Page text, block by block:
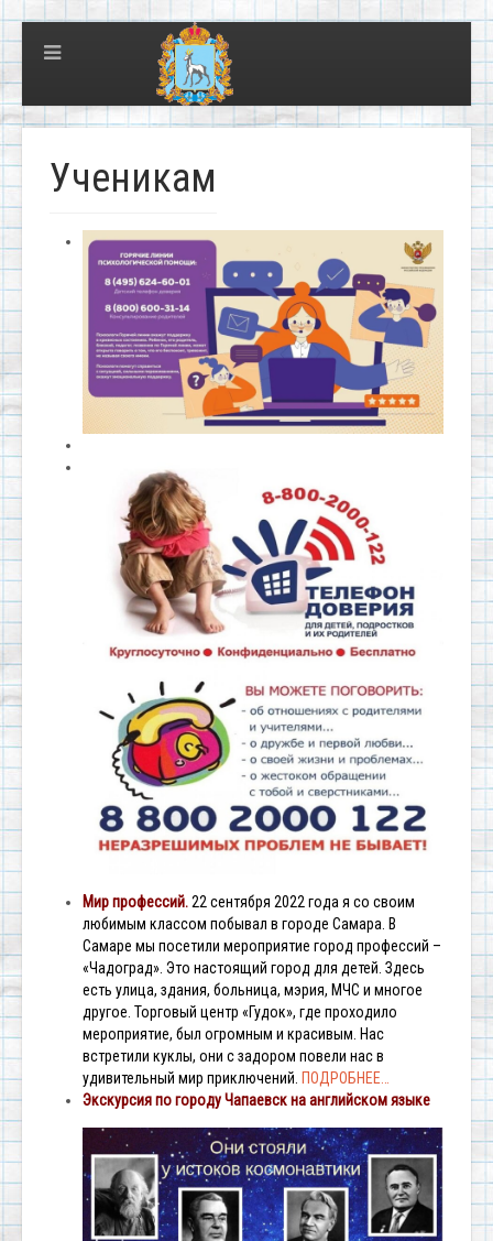
Ученикам
Мир профессий.22 сентября 2022 года я со своим
любимым классом побывал в городе Самара. В
Самаре мы посетили мероприятие город профессий –
«Чадоград». Это настоящий город для детей. Здесь
есть улица, здания, больница, мэрия, МЧС и многое
другое. Торговый центр «Гудок», где проходило
мероприятие, был огромным и красивым. Нас
встретили куклы, они с задором повели нас в
удивительный мир приключений. ПОДРОБНЕЕ…
Экскурсия по городу Чапаевск на английском языке